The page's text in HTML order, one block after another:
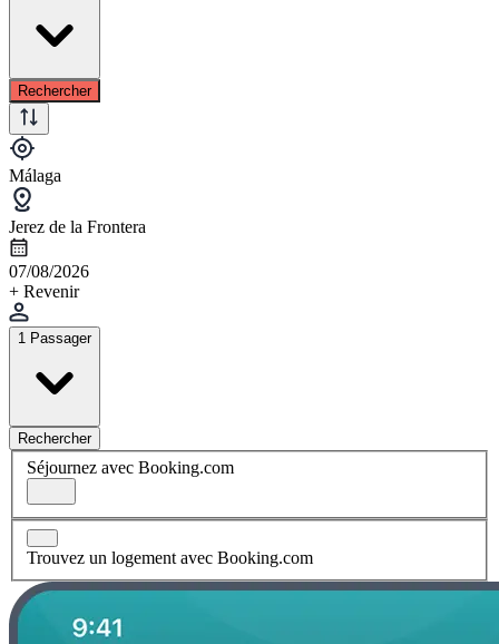
Rechercher
Málaga
Jerez de la Frontera
07/08/2026
+ Revenir
1 Passager
Rechercher
Séjournez avec Booking.com
Trouvez un logement avec Booking.com